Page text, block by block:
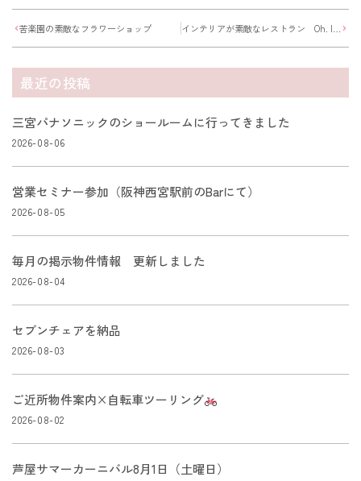
苦楽園の素敵なフラワーショップ インテリアが素敵なレストラン Oh. lala
最近の投稿
三宮パナソニックのショールームに行ってきました
2026-08-06
営業セミナー参加（阪神西宮駅前のBarにて）
2026-08-05
毎月の掲示物件情報 更新しました
2026-08-04
セブンチェアを納品
2026-08-03
ご近所物件案内×自転車ツーリング
2026-08-02
芦屋サマーカーニバル8月1日（土曜日）